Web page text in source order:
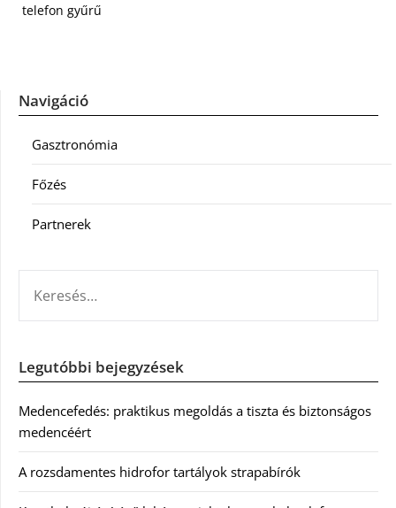
telefon gyűrű
Navigáció
Gasztronómia
Főzés
Partnerek
Legutóbbi bejegyzések
Medencefedés: praktikus megoldás a tiszta és biztonságos
medencéért
A rozsdamentes hidrofor tartályok strapabírók